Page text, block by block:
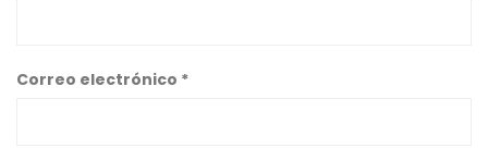
Correo electrónico *